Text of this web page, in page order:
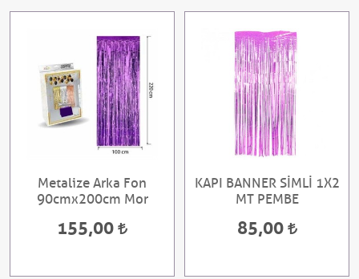
Metalize Arka Fon
90cmx200cm Mor
155,00
KAPI BANNER SİMLİ 1X2
MT PEMBE
85,00